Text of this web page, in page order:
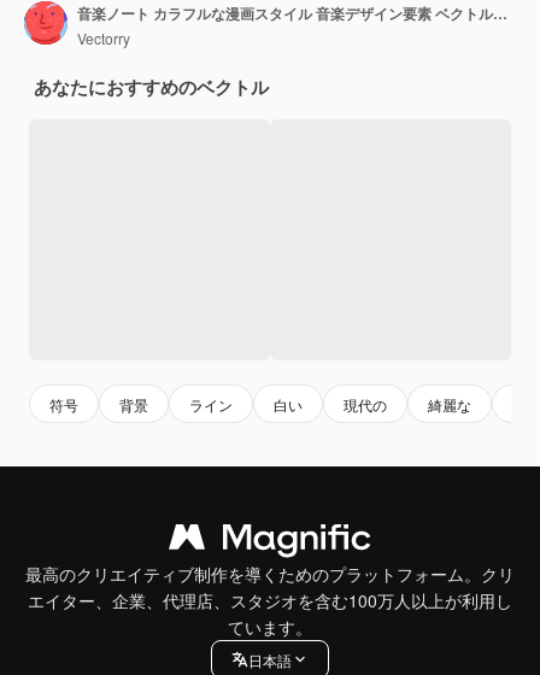
音楽ノート カラフルな漫画スタイル 音楽デザイン要素 ベクトルイラスト
Vectorry
あなたにおすすめのベクトル
符号 背景 ライン 白い 現代の 綺麗な
最高のクリエイティブ制作を導くためのプラットフォーム。クリ
エイター、企業、代理店、スタジオを含む100万人以上が利用し
ています。
日本語